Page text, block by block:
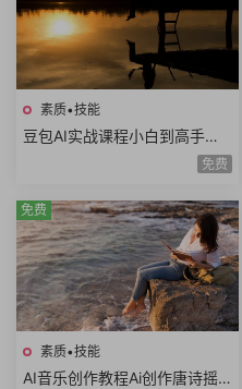
素质•技能
豆包AI实战课程小白到高手速
成豆包智能体AI写作辅助内容
免费
素质•技能
AI音乐创作教程Ai创作唐诗摇
免费